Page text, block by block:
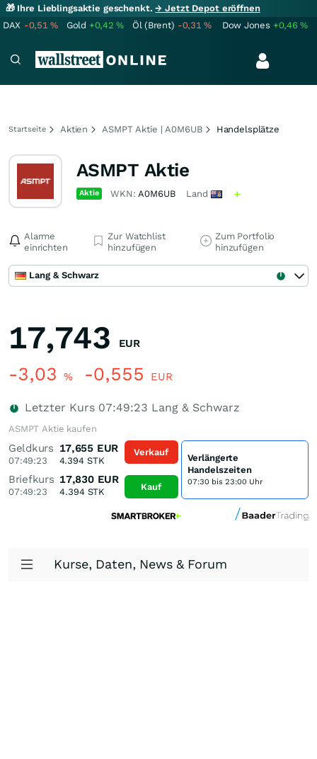
🎁 Ihre Lieblingsaktie geschenkt.→ Jetzt Depot eröffnen
DAX -0,51% Gold +0,42% Öl (Brent) -0,31% Dow Jones +0,46%
Startseite Aktien ASMPT Aktie | A0M6UB Handelsplätze
ASMPT Aktie
Aktie WKN:A0M6UB Land
Alarme
einrichten
Zur Watchlist
hinzufügen
Zum Portfolio
hinzufügen
Lang & Schwarz
17,743 EUR
-3,03 % -0,555 EUR
Letzter Kurs 07:49:23 Lang & Schwarz
ASMPT Aktie kaufen
Geldkurs
07:49:23
17,655 EUR
4.394STK
Briefkurs
07:49:23
17,830 EUR
4.394STK
Verkauf
Kauf
Verlängerte
Handelszeiten
07:30 bis 23:00 Uhr
Kurse, Daten, News & Forum